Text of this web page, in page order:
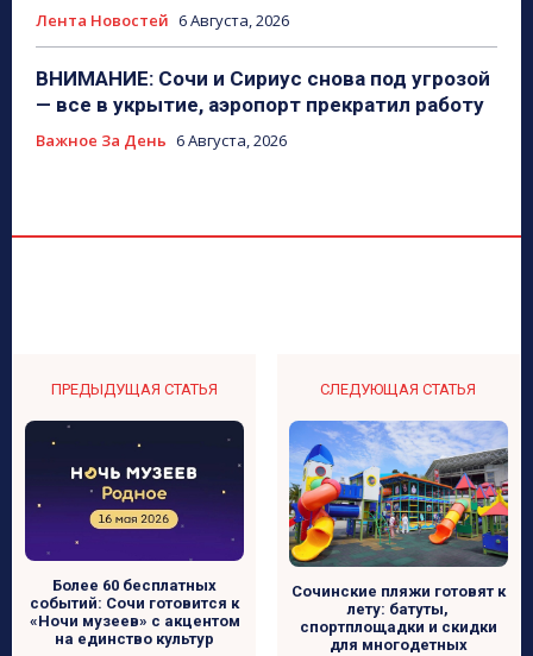
Лента Новостей 6 Августа, 2026
ВНИМАНИЕ: Сочи и Сириус снова под угрозой
— все в укрытие, аэропорт прекратил работу
Важное За День 6 Августа, 2026
ПРЕДЫДУЩАЯ СТАТЬЯ
Более 60 бесплатных
событий: Сочи готовится к
«Ночи музеев» с акцентом
на единство культур
СЛЕДУЮЩАЯ СТАТЬЯ
Сочинские пляжи готовят к
лету: батуты,
спортплощадки и скидки
для многодетных